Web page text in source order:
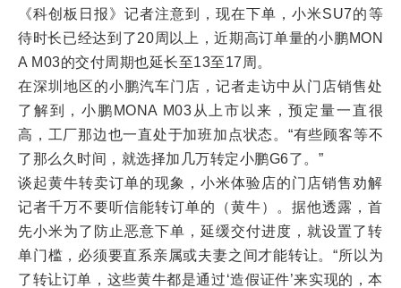
《科创板日报》记者注意到，现在下单，小米SU7的等
待时长已经达到了20周以上，近期高订单量的小鹏MON
A M03的交付周期也延长至13至17周。
在深圳地区的小鹏汽车门店，记者走访中从门店销售处
了解到，小鹏MONA M03从上市以来，预定量一直很
高，工厂那边也一直处于加班加点状态。“有些顾客等不
了那么久时间，就选择加几万转定小鹏G6了。”
谈起黄牛转卖订单的现象，小米体验店的门店销售劝解
记者千万不要听信能转订单的（黄牛）。据他透露，首
先小米为了防止恶意下单，延缓交付进度，就设置了转
单门槛，必须要直系亲属或夫妻之间才能转让。“所以为
了转让订单，这些黄牛都是通过‘造假证件’来实现的，本